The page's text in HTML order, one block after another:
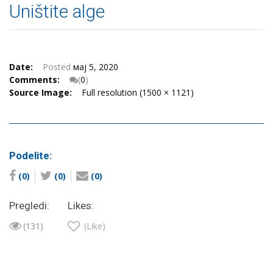
Uništite alge
Date: Posted мај 5, 2020
Comments:
(0)
Source Image:
Full resolution (1500 × 1121)
Podelite:
(0) (0) (0)
Pregledi:
(131)
Likes:
(Like)